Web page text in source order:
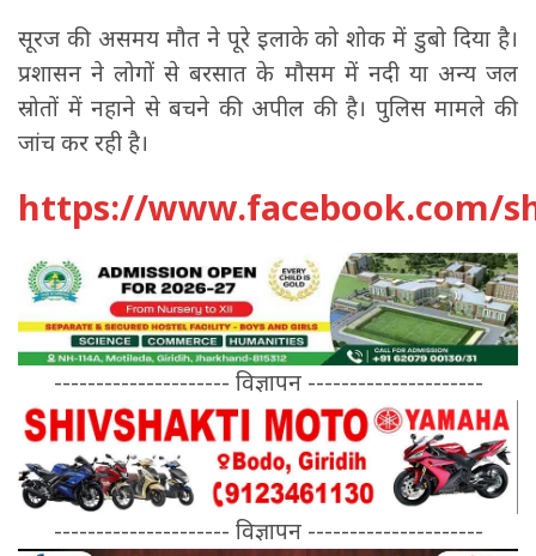
सूरज की असमय मौत ने पूरे इलाके को शोक में डुबो दिया है।
प्रशासन ने लोगों से बरसात के मौसम में नदी या अन्य जल
स्रोतों में नहाने से बचने की अपील की है। पुलिस मामले की
जांच कर रही है।
https://www.facebook.com/
--------------------- विज्ञापन ---------------------
--------------------- विज्ञापन ---------------------